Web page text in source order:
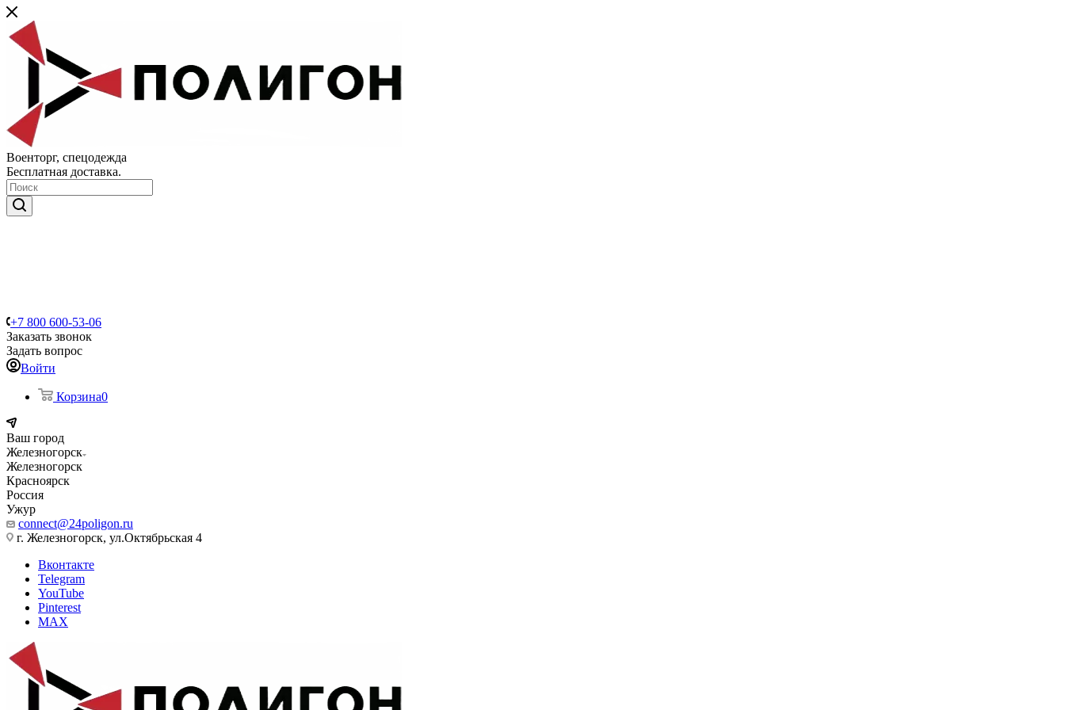
Военторг, спецодежда
Бесплатная доставка.
+7 800 600-53-06
Заказать звонок
Задать вопрос
Войти
Корзина0
Ваш город
Железногорск
Железногорск
Красноярск
Россия
Ужур
connect@24poligon.ru
г. Железногорск, ул.Октябрьская 4
Вконтакте
Telegram
YouTube
Pinterest
MAX